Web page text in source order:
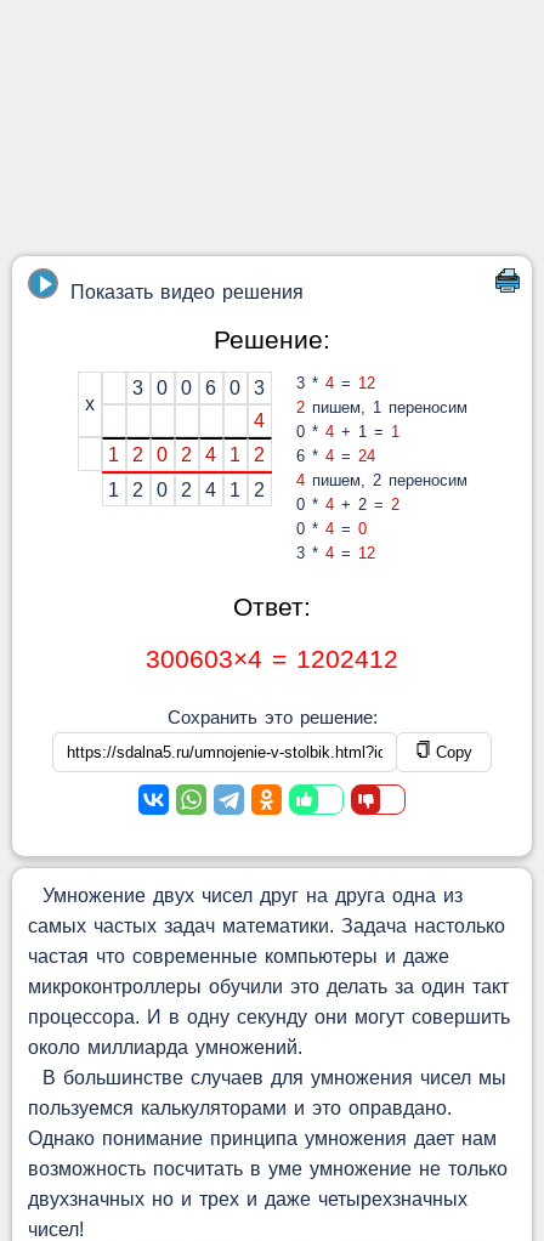
Показать видео решения
Решение:
x
3 0 0 6 0
3
4
1
2 0 2 4 1
2
1
2 0 2 4 1 2
3 * 4= 12
2пишем, 1 переносим
0 * 4+ 1 = 1
6 * 4= 24
4пишем, 2 переносим
0 * 4+ 2 = 2
0 * 4= 0
3 * 4= 12
Ответ:
300603×4 = 1202412
Сохранить это решение:
Copy
Умножение двух чисел друг на друга одна из
самых частых задач математики. Задача настолько
частая что современные компьютеры и даже
микроконтроллеры обучили это делать за один такт
процессора. И в одну секунду они могут совершить
около миллиарда умножений.
В большинстве случаев для умножения чисел мы
пользуемся калькуляторами и это оправдано.
Однако понимание принципа умножения дает нам
возможность посчитать в уме умножение не только
двухзначных но и трех и даже четырехзначных
чисел!